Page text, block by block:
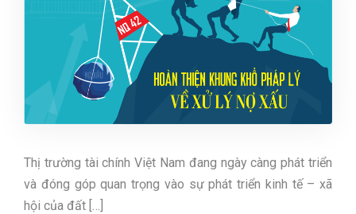
Thị trường tài chính Việt Nam đang ngày càng phát triển
và đóng góp quan trọng vào sự phát triển kinh tế – xã
hội của đất […]